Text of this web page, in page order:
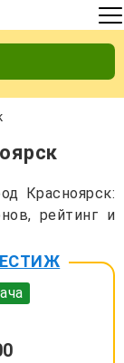
Красноярск:
рейтинг и